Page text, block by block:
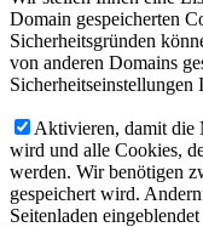
Domain gespeicherten
Sicherheitsgründen
von anderen Domains
Sicherheitseinstellungen
Aktivieren, damit die
wird und alle Cookies,
werden. Wir benötigen
gespeichert wird.
Seitenladen